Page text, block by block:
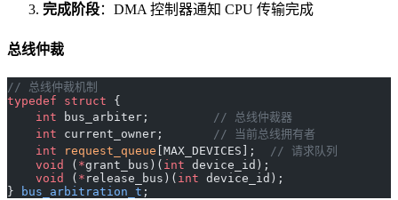
完成阶段：DMA 控制器通知 CPU 传输完成
总线仲裁
// 总线仲裁机制
typedef struct {
    int
bus_arbiter;
         // 总线仲裁器
    int
current_owner;
       // 当前总线拥有者
    int
request_queue [MAX_DEVICES];
  // 请求队列
    void
( *grant_bus)( int device_id);
    void
( * release_bus)( int device_id);
}
bus_arbitration_t ;